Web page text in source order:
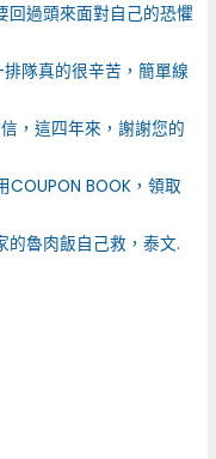
過頭來面對自己的恐懼
隊真的很辛苦，簡單線
，這四年來，謝謝您的
COUPON BOOK，領取
魯肉飯自己救，泰文.